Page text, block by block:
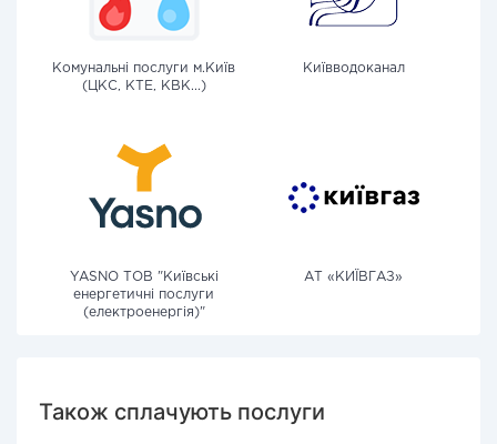
Комунальні послуги м.Київ
(ЦКС, КТЕ, КВК...)
Київводоканал
YASNO ТОВ "Київські
енергетичні послуги
(електроенергія)"
АТ «КИЇВГАЗ»
Також сплачують послуги